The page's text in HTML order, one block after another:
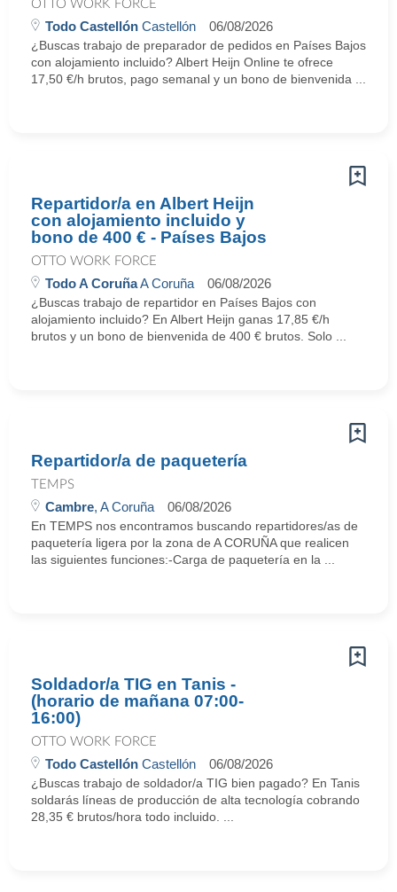
OTTO WORK FORCE
Todo Castellón Castellón 06/08/2026
¿Buscas trabajo de preparador de pedidos en Países Bajos
con alojamiento incluido? Albert Heijn Online te ofrece
17,50 €/h brutos, pago semanal y un bono de bienvenida ...
Repartidor/a en Albert Heijn
con alojamiento incluido y
bono de 400 € - Países Bajos
OTTO WORK FORCE
Todo A CoruñaA Coruña 06/08/2026
¿Buscas trabajo de repartidor en Países Bajos con
alojamiento incluido? En Albert Heijn ganas 17,85 €/h
brutos y un bono de bienvenida de 400 € brutos. Solo ...
Repartidor/a de paquetería
TEMPS
Cambre, A Coruña 06/08/2026
En TEMPS nos encontramos buscando repartidores/as de
paquetería ligera por la zona de A CORUÑA que realicen
las siguientes funciones:-Carga de paquetería en la ...
Soldador/a TIG en Tanis -
(horario de mañana 07:00-
16:00)
OTTO WORK FORCE
Todo Castellón Castellón 06/08/2026
¿Buscas trabajo de soldador/a TIG bien pagado? En Tanis
soldarás líneas de producción de alta tecnología cobrando
28,35 € brutos/hora todo incluido. ...